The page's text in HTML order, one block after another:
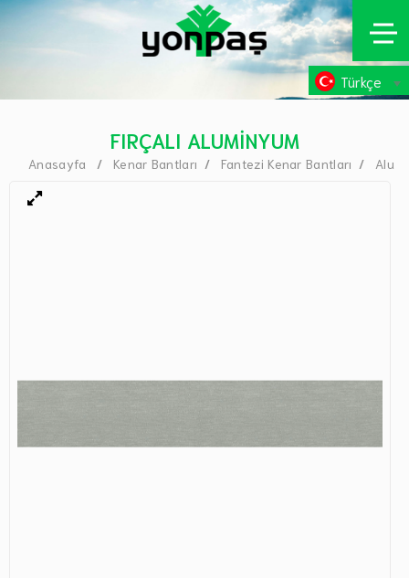
Türkçe
FIRÇALI ALUMİNYUM
Anasayfa Kenar Bantları Fantezi Kenar Bantları Alu